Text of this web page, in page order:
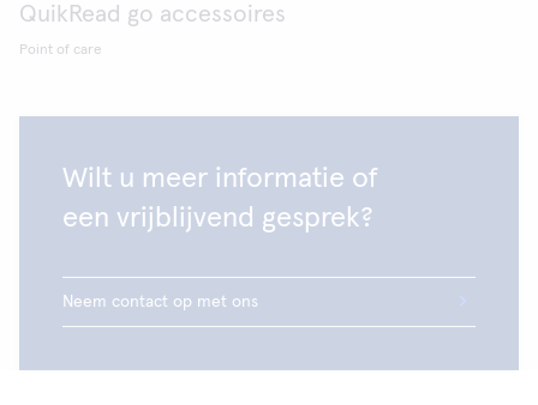
QuikRead go accessoires
Point of care
Wilt u meer informatie of
een vrijblijvend gesprek?
Neem contact op met ons